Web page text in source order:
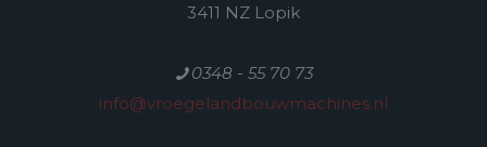
3411 NZ Lopik
0348 - 55 70 73
info@vroegelandbouwmachines.nl